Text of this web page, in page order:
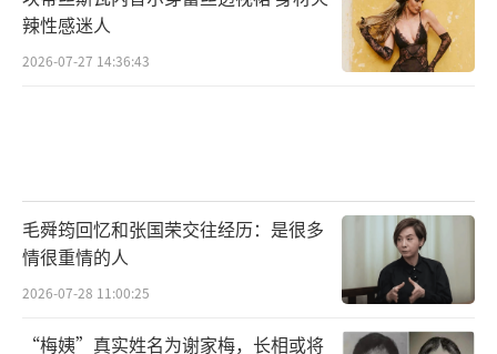
辣性感迷人
2026-07-27 14:36:43
毛舜筠回忆和张国荣交往经历：是很多
情很重情的人
2026-07-28 11:00:25
“梅姨”真实姓名为谢家梅，长相或将